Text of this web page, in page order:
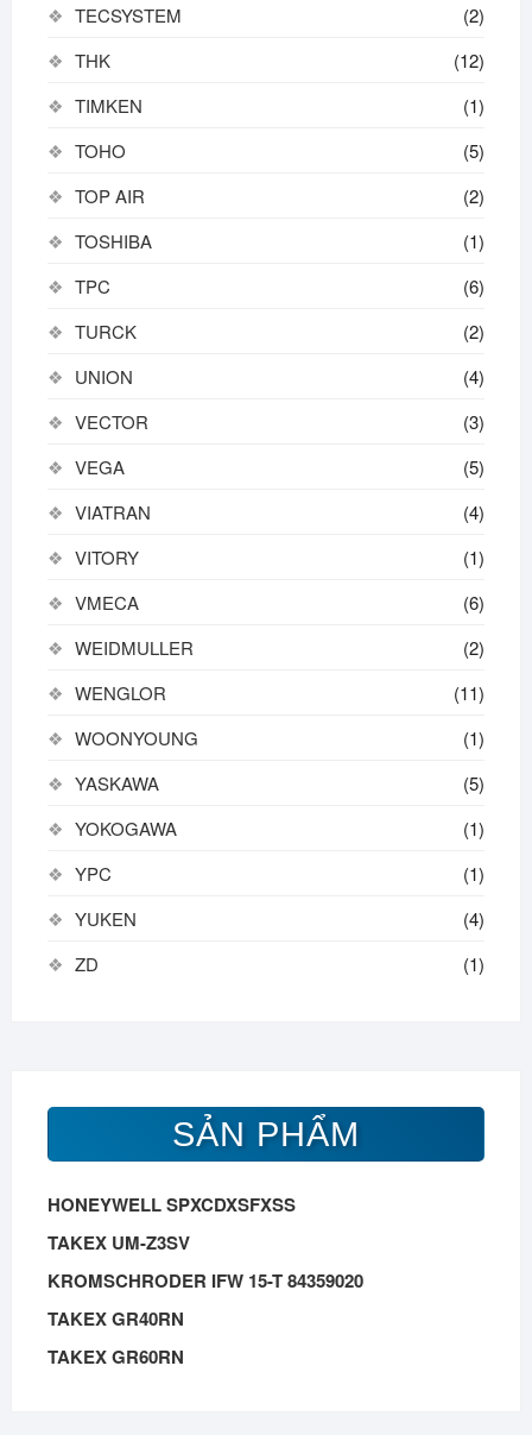
TECSYSTEM
(2)
THK
(12)
TIMKEN
(1)
TOHO
(5)
TOP AIR
(2)
TOSHIBA
(1)
TPC
(6)
TURCK
(2)
UNION
(4)
VECTOR
(3)
VEGA
(5)
VIATRAN
(4)
VITORY
(1)
VMECA
(6)
WEIDMULLER
(2)
WENGLOR
(11)
WOONYOUNG
(1)
YASKAWA
(5)
YOKOGAWA
(1)
YPC
(1)
YUKEN
(4)
ZD
(1)
SẢN PHẨM
HONEYWELL SPXCDXSFXSS
TAKEX UM-Z3SV
KROMSCHRODER IFW 15-T 84359020
TAKEX GR40RN
TAKEX GR60RN